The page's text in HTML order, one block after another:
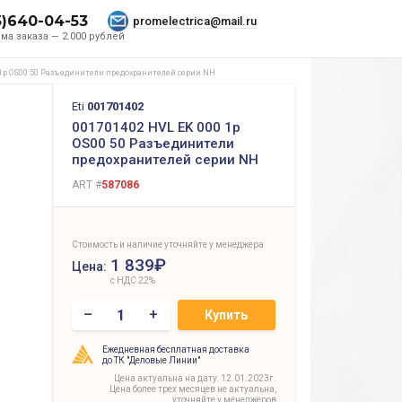
заказа — 2.000 рублей
04-53 promelectrica@mail.ru
OS00 50 Разъединители предохранителей серии NH
Eti 001701402
001701402 HVL EK 000 1p
OS00 50 Разъединители
предохранителей серии NH
ART #587086
Стоимость и наличие уточняйте у менеджера
Цена: 1 839₽
с НДС 22%
– + Купить
Ежедневная бесплатная доставка
до ТК "Деловые Линии"
Цена актуальна на дату: 12.01.2023г.
Цена более трех месяцев не актуальна,
уточняйте у менеджеров